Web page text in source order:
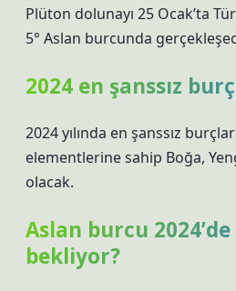
Plüton dolunayı 25 Ocak’ta
5° Aslan burcunda
2024 en şanssız
2024 yılında en şanssız
elementlerine sahip Boğa,
olacak.
Aslan burcu
bekliyor?